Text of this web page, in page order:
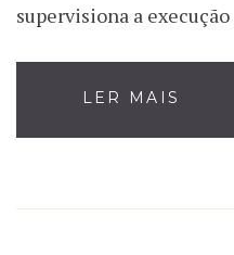
supervisiona a
LER MAIS